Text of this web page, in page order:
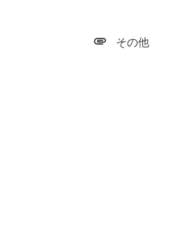
attachment その他